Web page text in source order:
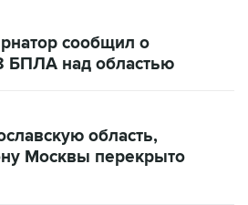
сообщил о
БПЛА над областью
область,
Москвы перекрыто